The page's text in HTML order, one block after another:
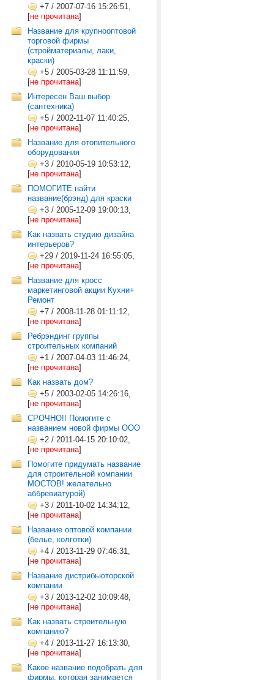
+7 / 2007-07-16 15:26:51,
[не прочитана]
Название для крупнооптовой
торговой фирмы
(стройматериалы, лаки,
краски)
+5 / 2005-03-28 11:11:59,
[не прочитана]
Интересен Ваш выбор
(сантехника)
+5 / 2002-11-07 11:40:25,
[не прочитана]
Название для отопительного
оборудования
+3 / 2010-05-19 10:53:12,
[не прочитана]
ПОМОГИТЕ найти
название(брэнд) для краски
+3 / 2005-12-09 19:00:13,
[не прочитана]
Как назвать студию дизайна
интерьеров?
+29 / 2019-11-24 16:55:05,
[не прочитана]
Название для кросс
маркетинговой акции Кухни+
Ремонт
+7 / 2008-11-28 01:11:12,
[не прочитана]
Ребрэндинг группы
строительных компаний
+1 / 2007-04-03 11:46:24,
[не прочитана]
Как назвать дом?
+5 / 2003-02-05 14:26:16,
[не прочитана]
СРОЧНО!! Помогите с
названием новой фирмы ООО
+2 / 2011-04-15 20:10:02,
[не прочитана]
Помогите придумать название
для строительной компании
МОСТОВ! желательно
аббревиатурой)
+3 / 2011-10-02 14:34:12,
[не прочитана]
Название оптовой компании
(белье, колготки)
+4 / 2013-11-29 07:46:31,
[не прочитана]
Название дистрибьюторской
компании
+3 / 2013-12-02 10:09:48,
[не прочитана]
Как назвать строительную
компанию?
+4 / 2013-11-27 16:13:30,
[не прочитана]
Какое название подобрать для
фирмы, которая занимается